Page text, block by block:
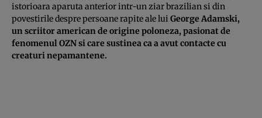
istorioara aparuta anterior intr-un ziar brazilian si din
povestirile despre persoane rapite ale lui George Adamski,
un scriitor american de origine poloneza, pasionat de
fenomenul OZN si care sustinea ca a avut contacte cu
creaturi nepamantene.